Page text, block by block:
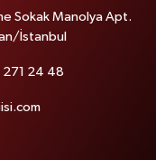
Sokak Manolya Apt.
İstanbul
271 24 48